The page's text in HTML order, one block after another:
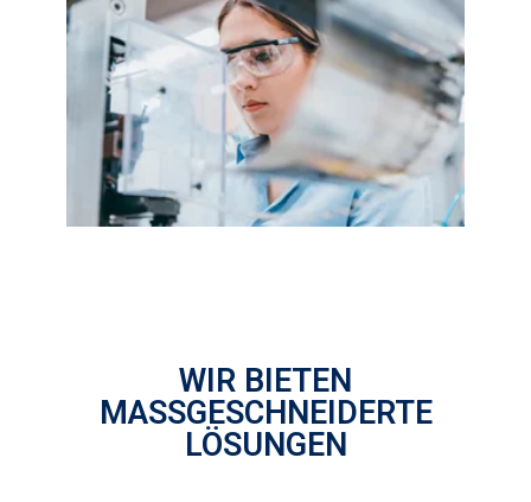
WIR BIETEN
MASSGESCHNEIDERTE
LÖSUNGEN